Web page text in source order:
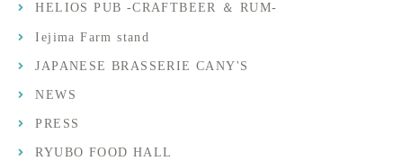
HELIOS PUB -CRAFTBEER ＆ RUM-
Iejima Farm stand
JAPANESE BRASSERIE CANY'S
NEWS
PRESS
RYUBO FOOD HALL